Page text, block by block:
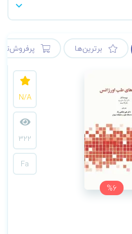
برترین‌ها
%6
N/A
322
Fa